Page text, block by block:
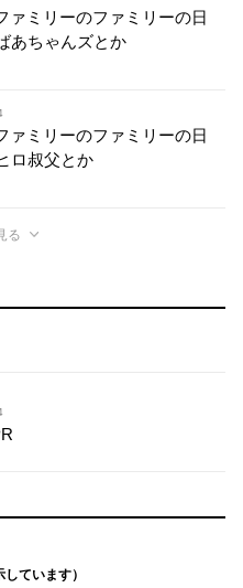
ァミリーのファミリーの日
あちゃんズとか
ァミリーのファミリーの日
ロ叔父とか
る
ています）